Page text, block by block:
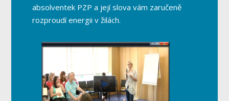
absolventek PZP a její slova vám zaručeně
rozproudí energii v žilách.